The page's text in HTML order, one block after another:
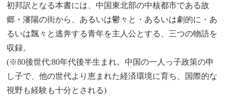
初邦訳となる本書には、中国東北部の中核都市である故
郷・瀋陽の街から、あるいは鬱々と・あるいは劇的に・あ
るいは飄々と逃奔する青年を主人公とする、三つの物語を
収録。
(※80後世代:80年代後半生まれ。中国の一人っ子政策の申
し子で、他の世代より恵まれた経済環境に育ち、国際的な
視野も経験も十分とされる)